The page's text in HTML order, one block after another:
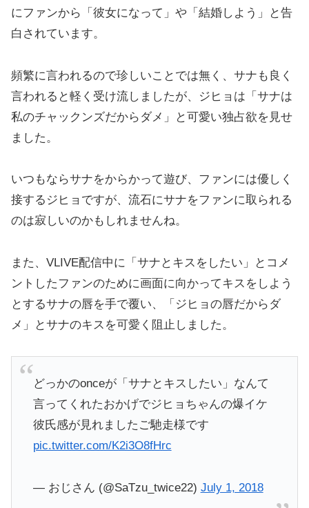
にファンから「彼女になって」や「結婚しよう」と告
白されています。
頻繁に言われるので珍しいことでは無く、サナも良く
言われると軽く受け流しましたが、ジヒョは「サナは
私のチャックンズだからダメ」と可愛い独占欲を見せ
ました。
いつもならサナをからかって遊び、ファンには優しく
接するジヒョですが、流石にサナをファンに取られる
のは寂しいのかもしれませんね。
また、VLIVE配信中に「サナとキスをしたい」とコメ
ントしたファンのために画面に向かってキスをしよう
とするサナの唇を手で覆い、「ジヒョの唇だからダ
メ」とサナのキスを可愛く阻止しました。
どっかのonceが「サナとキスしたい」なんて
言ってくれたおかげでジヒョちゃんの爆イケ
彼氏感が見れましたご馳走様です
pic.twitter.com/K2i3O8fHrc
— おじさん (@SaTzu_twice22) July 1, 2018